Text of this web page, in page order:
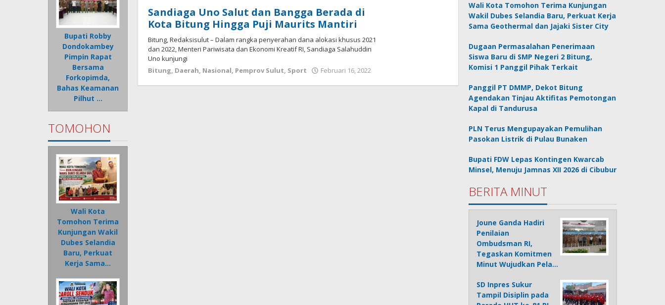
Bupati Robby
Dondokambey
Pimpin Rapat
Bersama
Forkopimda,
Bahas Keamanan
Pilhut …
TOMOHON
Wali Kota
Tomohon Terima
Kunjungan Wakil
Dubes Selandia
Baru, Perkuat
Kerja Sama…
Sandiaga Uno Salut dan Bangga Berada di
Kota Bitung Hingga Puji Maurits Mantiri
Bitung, Redaksisulut – Dalam rangka penyerahan dana alokasi khusus 2021
dan 2022, Menteri Pariwisata dan Ekonomi Kreatif RI, Sandiaga Salahuddin
Uno kunjungi
Bitung, Daerah, Nasional, Pemprov Sulut, Sport Februari 16, 2022
Wali Kota Tomohon Terima Kunjungan
Wakil Dubes Selandia Baru, Perkuat Kerja
Sama Geothermal dan Jajaki Sister City
Dugaan Permasalahan Penerimaan
Siswa Baru di SMP Negeri 2 Bitung,
Komisi 1 Panggil Pihak Terkait
Panggil PT DMMP, Dekot Bitung
Agendakan Tinjau Aktifitas Pemotongan
Kapal di Tandurusa
PLN Terus Mengupayakan Pemulihan
Pasokan Listrik di Pulau Bunaken
Bupati FDW Lepas Kontingen Kwarcab
Minsel, Menuju Jamnas XII 2026 di Cibubur
BERITA MINUT
Joune Ganda Hadiri
Penilaian
Ombudsman RI,
Tegaskan Komitmen
Minut Wujudkan Pela…
SD Inpres Sukur
Tampil Disiplin pada